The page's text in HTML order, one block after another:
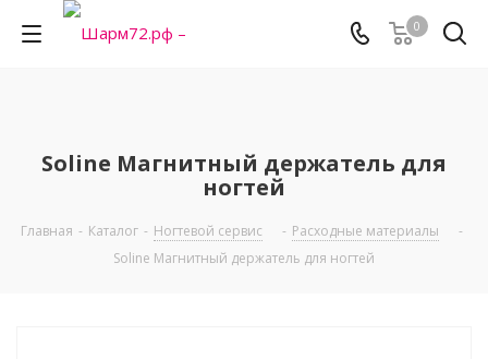
0
Soline Магнитный держатель для
ногтей
Главная - Каталог - Ногтевой сервис - Расходные материалы
-
Soline Магнитный держатель для ногтей